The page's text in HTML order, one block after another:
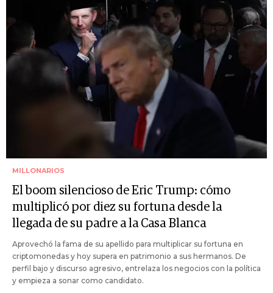
MILLONARIOS
El boom silencioso de Eric Trump: cómo
multiplicó por diez su fortuna desde la
llegada de su padre a la Casa Blanca
Aprovechó la fama de su apellido para multiplicar su fortuna en
criptomonedas y hoy supera en patrimonio a sus hermanos. De
perfil bajo y discurso agresivo, entrelaza los negocios con la política
y empieza a sonar como candidato.